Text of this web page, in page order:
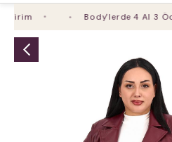
Body'lerde 4 Al 3 Öde